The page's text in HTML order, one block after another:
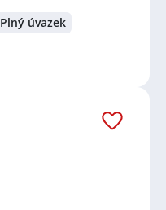
Plný úvazek